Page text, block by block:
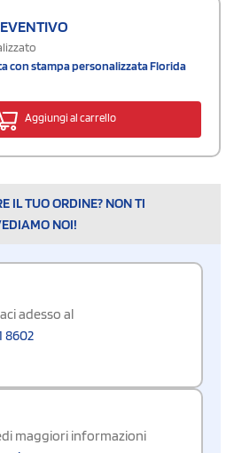
con stampa personalizzata Florida
Aggiungi al carrello
IL TUO ORDINE? NON TI
NOI!
adesso al
8602
maggiori informazioni